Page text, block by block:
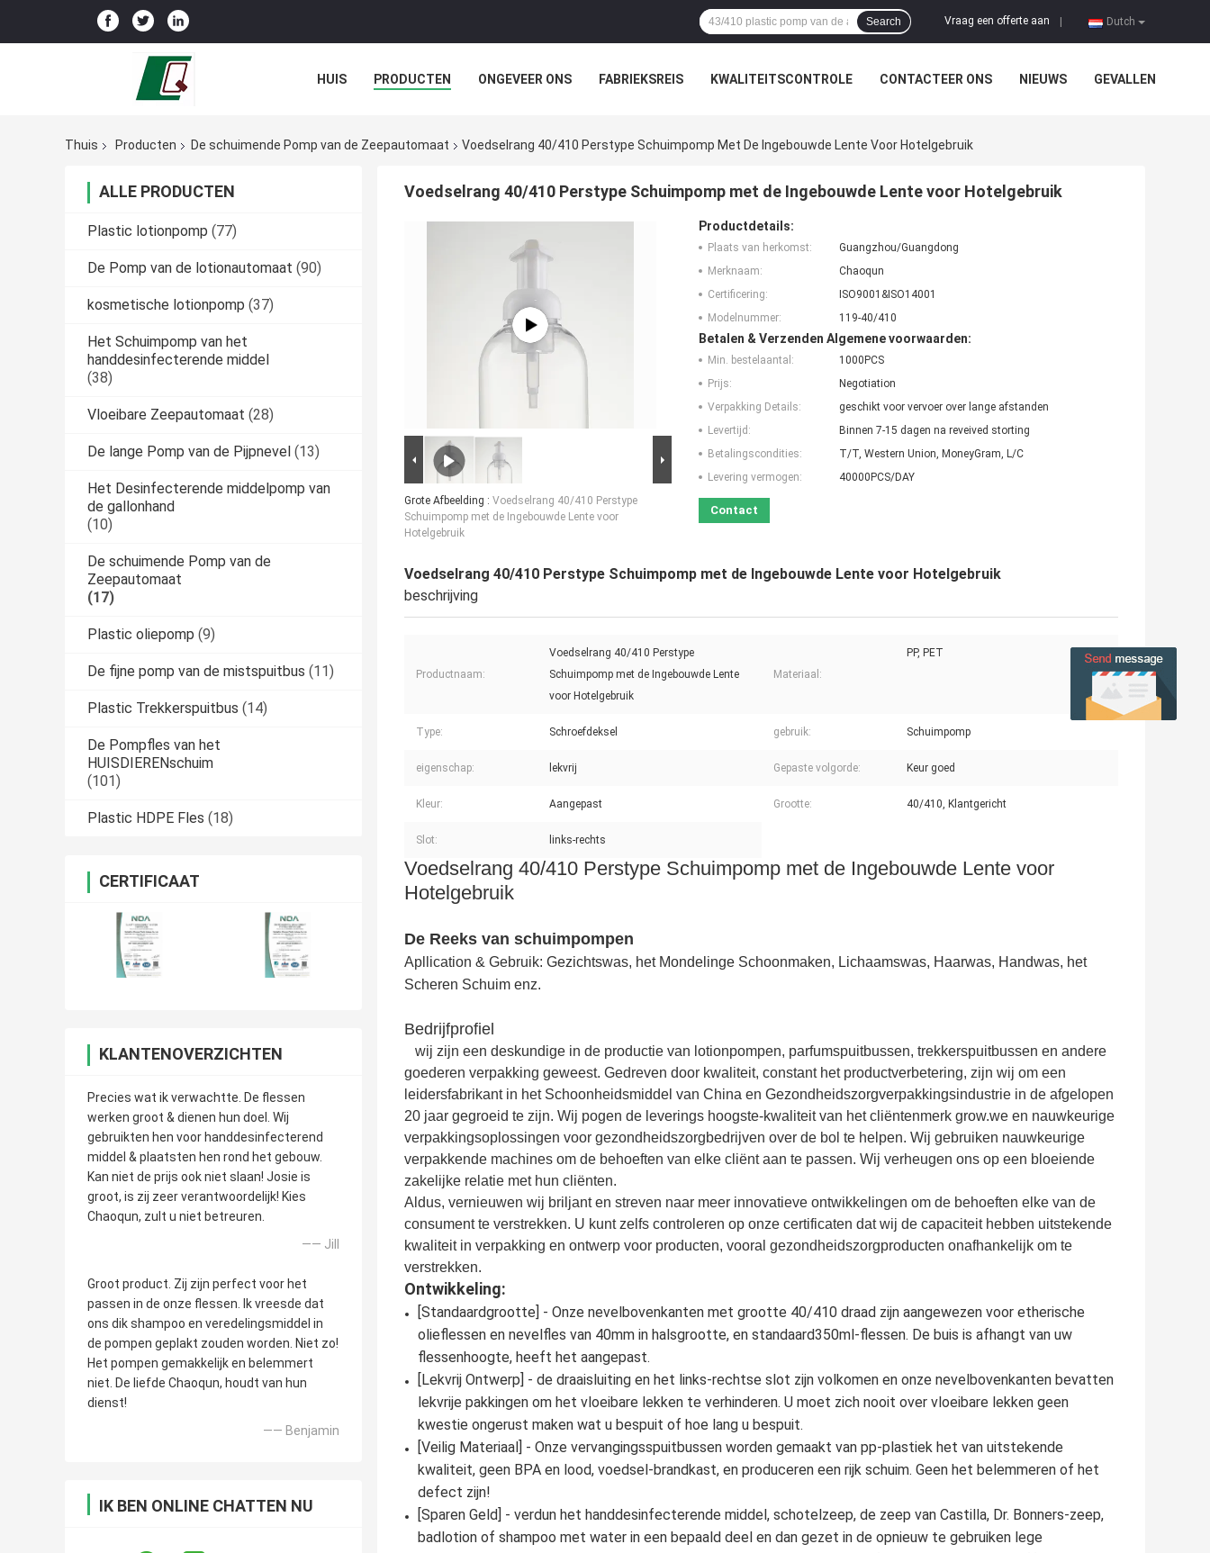
Dutch
Vraag een offerte aan
Search
HUIS PRODUCTEN ONGEVEER ONS FABRIEKSREIS KWALITEITSCONTROLE CONTACTEER ONS NIEUWS GEVALLEN
Thuis Producten De schuimende Pomp van de Zeepautomaat Voedselrang 40/410 Perstype Schuimpomp Met De Ingebouwde Lente Voor Hotelgebruik
ALLE PRODUCTEN
Plastic lotionpomp (77)
De Pomp van de lotionautomaat (90)
kosmetische lotionpomp (37)
Het Schuimpomp van het
handdesinfecterende middel
(38)
Vloeibare Zeepautomaat (28)
De lange Pomp van de Pijpnevel (13)
Het Desinfecterende middelpomp van
de gallonhand
(10)
De schuimende Pomp van de
Zeepautomaat
(17)
Plastic oliepomp (9)
De fijne pomp van de mistspuitbus (11)
Plastic Trekkerspuitbus (14)
De Pompfles van het
HUISDIERENschuim
(101)
Plastic HDPE Fles (18)
CERTIFICAAT
KLANTENOVERZICHTEN
Precies wat ik verwachtte. De flessen
werken groot & dienen hun doel. Wij
gebruikten hen voor handdesinfecterend
middel & plaatsten hen rond het gebouw.
Kan niet de prijs ook niet slaan! Josie is
groot, is zij zeer verantwoordelijk! Kies
Chaoqun, zult u niet betreuren.
—— Jill
Groot product. Zij zijn perfect voor het
passen in de onze flessen. Ik vreesde dat
ons dik shampoo en veredelingsmiddel in
de pompen geplakt zouden worden. Niet zo!
Het pompen gemakkelijk en belemmert
niet. De liefde Chaoqun, houdt van hun
dienst!
—— Benjamin
IK BEN ONLINE CHATTEN NU
Voedselrang 40/410 Perstype Schuimpomp met de Ingebouwde Lente voor Hotelgebruik
Grote Afbeelding : Voedselrang 40/410 Perstype
Schuimpomp met de Ingebouwde Lente voor
Hotelgebruik
Productdetails:
Plaats van herkomst:
Guangzhou/Guangdong
Merknaam:
Chaoqun
Certificering:
ISO9001&ISO14001
Modelnummer:
119-40/410
Betalen & Verzenden Algemene voorwaarden:
Min. bestelaantal:
1000PCS
Prijs:
Negotiation
Verpakking Details:
geschikt voor vervoer over lange afstanden
Levertijd:
Binnen 7-15 dagen na reveived storting
Betalingscondities:
T/T, Western Union, MoneyGram, L/C
Levering vermogen:
40000PCS/DAY
Contact
Voedselrang 40/410 Perstype Schuimpomp met de Ingebouwde Lente voor Hotelgebruik
beschrijving
Productnaam:
Voedselrang 40/410 Perstype
Schuimpomp met de Ingebouwde Lente
voor Hotelgebruik
Materiaal:
PP, PET
Type: Schroefdeksel gebruik: Schuimpomp
eigenschap: lekvrij Gepaste volgorde: Keur goed
Kleur: Aangepast Grootte: 40/410, Klantgericht
Slot: links-rechts
Voedselrang 40/410 Perstype Schuimpomp met de Ingebouwde Lente voor
Hotelgebruik
De Reeks van schuimpompen
Apllication & Gebruik: Gezichtswas, het Mondelinge Schoonmaken, Lichaamswas, Haarwas, Handwas, het
Scheren Schuim enz.
Bedrijfprofiel
wij zijn een deskundige in de productie van lotionpompen, parfumspuitbussen, trekkerspuitbussen en andere
goederen verpakking geweest. Gedreven door kwaliteit, constant het productverbetering, zijn wij om een
leidersfabrikant in het Schoonheidsmiddel van China en Gezondheidszorgverpakkingsindustrie in de afgelopen
20 jaar gegroeid te zijn. Wij pogen de leverings hoogste-kwaliteit van het cliëntenmerk grow.we en nauwkeurige
verpakkingsoplossingen voor gezondheidszorgbedrijven over de bol te helpen. Wij gebruiken nauwkeurige
verpakkende machines om de behoeften van elke cliënt aan te passen. Wij verheugen ons op een bloeiende
zakelijke relatie met hun cliënten.
Aldus, vernieuwen wij briljant en streven naar meer innovatieve ontwikkelingen om de behoeften elke van de
consument te verstrekken. U kunt zelfs controleren op onze certificaten dat wij de capaciteit hebben uitstekende
kwaliteit in verpakking en ontwerp voor producten, vooral gezondheidszorgproducten onafhankelijk om te
verstrekken.
Ontwikkeling:
[Standaardgrootte] - Onze nevelbovenkanten met grootte 40/410 draad zijn aangewezen voor etherische
olieflessen en nevelfles van 40mm in halsgrootte, en standaard350ml-flessen. De buis is afhangt van uw
flessenhoogte, heeft het aangepast.
[Lekvrij Ontwerp] - de draaisluiting en het links-rechtse slot zijn volkomen en onze nevelbovenkanten bevatten
lekvrije pakkingen om het vloeibare lekken te verhinderen. U moet zich nooit over vloeibare lekken geen
kwestie ongerust maken wat u bespuit of hoe lang u bespuit.
[Veilig Materiaal] - Onze vervangingsspuitbussen worden gemaakt van pp-plastiek het van uitstekende
kwaliteit, geen BPA en lood, voedsel-brandkast, en produceren een rijk schuim. Geen het belemmeren of het
defect zijn!
[Sparen Geld] - verdun het handdesinfecterende middel, schotelzeep, de zeep van Castilla, Dr. Bonners-zeep,
badlotion of shampoo met water in een bepaald deel en dan gezet in de opnieuw te gebruiken lege